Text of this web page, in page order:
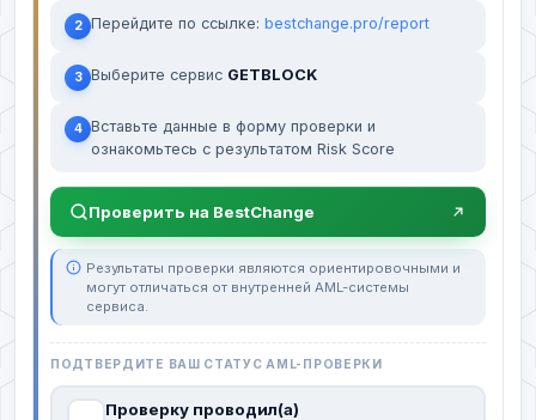
2 Перейдите по ссылке: bestchange.pro/report
3 Выберите сервис GETBLOCK
4 Вставьте данные в форму проверки и
ознакомьтесь с результатом Risk Score
Проверить на BestChange
Результаты проверки являются ориентировочными и
могут отличаться от внутренней AML-системы
сервиса.
ПОДТВЕРДИТЕ ВАШ СТАТУС AML-ПРОВЕРКИ
Проверку проводил(а)